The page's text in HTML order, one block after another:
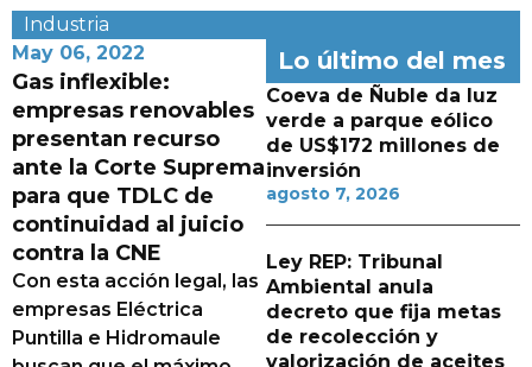
Industria
May 06, 2022
Gas inflexible:
empresas renovables
presentan recurso
ante la Corte Suprema
para que TDLC de
continuidad al juicio
contra la CNE
Con esta acción legal, las
empresas Eléctrica
Puntilla e Hidromaule
Lo último del mes
Coeva de Ñuble da luz
verde a parque eólico
de US$172 millones de
inversión
agosto 7, 2026
Ley REP: Tribunal
Ambiental anula
decreto que fija metas
de recolección y
valorización de aceites